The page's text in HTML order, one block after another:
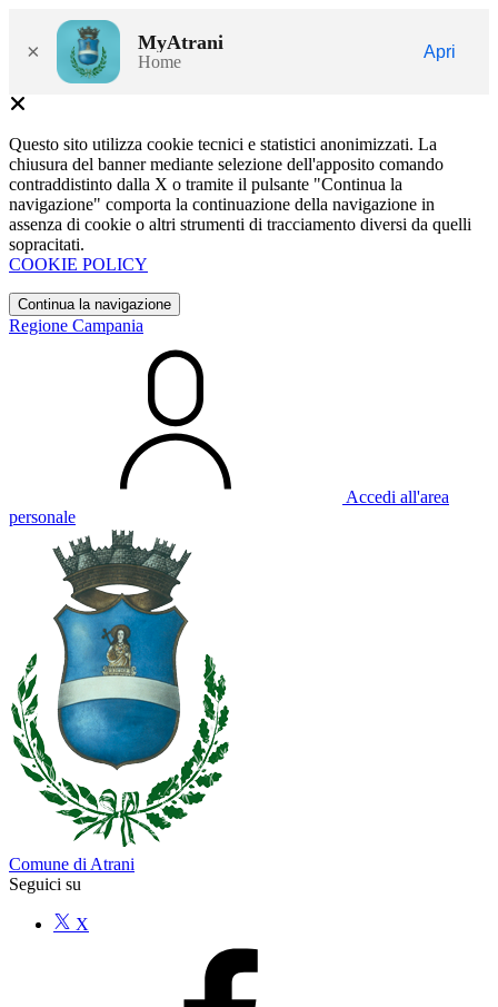
× MyAtrani
Home
Apri
Questo sito utilizza cookie tecnici e statistici anonimizzati. La
chiusura del banner mediante selezione dell'apposito comando
contraddistinto dalla X o tramite il pulsante "Continua la
navigazione" comporta la continuazione della navigazione in
assenza di cookie o altri strumenti di tracciamento diversi da quelli
sopracitati.
COOKIE POLICY
Continua la navigazione
Regione Campania
Accedi all'area
personale
Comune di Atrani
Seguici su
X